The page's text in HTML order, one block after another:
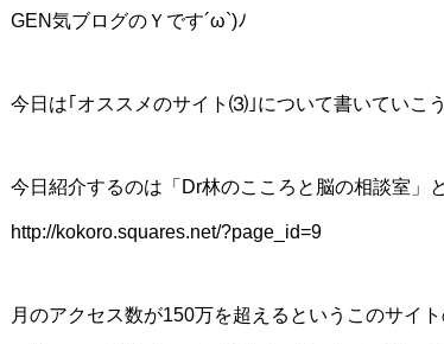
GEN気ブログのＹです´ω`)ﾉ
今日は｢オススメのサイト⑶｣について書いていこ
今日紹介するのは「Dr林のこころと脳の相談室」
http://kokoro.squares.net/?page_id=9
月のアクセス数が150万を超えるというこのサイ